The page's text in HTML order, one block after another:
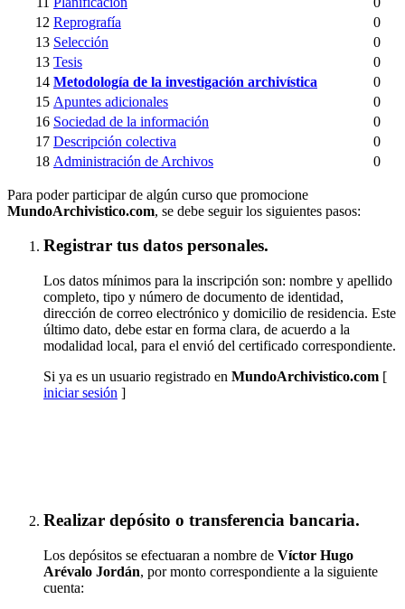
12 Reprografía
0
13 Selección
0
13 Tesis
0
14 Metodología de la investigación archivística
0
15 Apuntes adicionales
0
16 Sociedad de la información
0
17 Descripción colectiva
0
18 Administración de Archivos 0
Para poder participar de algún curso que promocione
MundoArchivistico.com, se debe seguir los siguientes pasos:
Registrar tus datos personales.
Los datos mínimos para la inscripción son: nombre y apellido
completo, tipo y número de documento de identidad,
dirección de correo electrónico y domicilio de residencia. Este
último dato, debe estar en forma clara, de acuerdo a la
modalidad local, para el envió del certificado correspondiente.
Si ya es un usuario registrado en MundoArchivistico.com [
iniciar sesión ]
Realizar depósito o transferencia bancaria.
Los depósitos se efectuaran a nombre de Víctor Hugo
Arévalo Jordán, por monto correspondiente a la siguiente
cuenta: